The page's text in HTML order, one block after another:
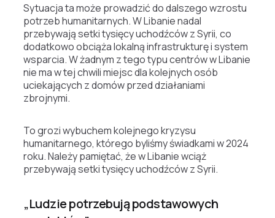
Sytuacja ta może prowadzić do dalszego wzrostu
potrzeb humanitarnych. W Libanie nadal
przebywają setki tysięcy uchodźców z Syrii, co
dodatkowo obciąża lokalną infrastrukturę i system
wsparcia. W żadnym z tego typu centrów w Libanie
nie ma w tej chwili miejsc dla kolejnych osób
uciekających z domów przed działaniami
zbrojnymi.
To grozi wybuchem kolejnego kryzysu
humanitarnego, którego byliśmy świadkami w 2024
roku. Należy pamiętać, że w Libanie wciąż
przebywają setki tysięcy uchodźców z Syrii.
„Ludzie potrzebują podstawowych